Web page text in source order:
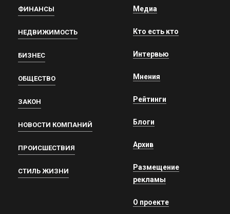
ФИНАНСЫ
НЕДВИЖИМОСТЬ
БИЗНЕС
ОБЩЕСТВО
ЗАКОН
НОВОСТИ КОМПАНИЙ
ПРОИСШЕСТВИЯ
СТИЛЬ ЖИЗНИ
Медиа
Кто есть кто
Интервью
Мнения
Рейтинги
Блоги
Архив
Размещение
рекламы
О проекте